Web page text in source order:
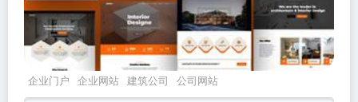
企业门户 企业网站 建筑公司
公司网站
bootstrap4